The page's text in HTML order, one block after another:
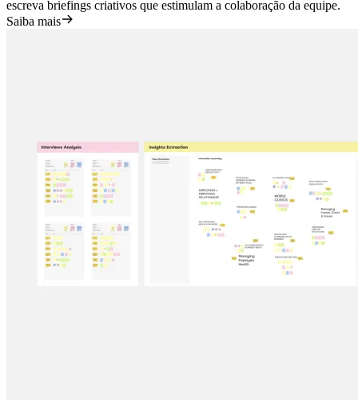
escreva briefings criativos que estimulam a colaboração da equipe.
Saiba mais